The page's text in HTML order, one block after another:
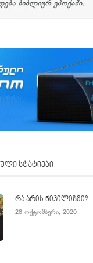
სტატიები
რა არის ნიჰილიზმი?
28 ოქტომბერი, 2020